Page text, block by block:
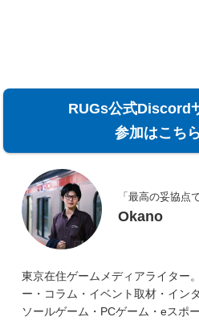
RUGs公式Discord
参加はこち
「最高の妥協点
Okano
東京在住ゲームメディアライター
ー・コラム・イベント取材・イン
ソールゲーム・PCゲーム・eスポ